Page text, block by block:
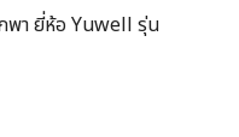
พา ยี่ห้อ Yuwell รุ่น